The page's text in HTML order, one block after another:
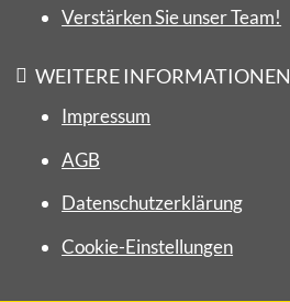
Verstärken Sie unser Team!
WEITERE INFORMATIONEN
Impressum
AGB
Datenschutzerklärung
Cookie-Einstellungen